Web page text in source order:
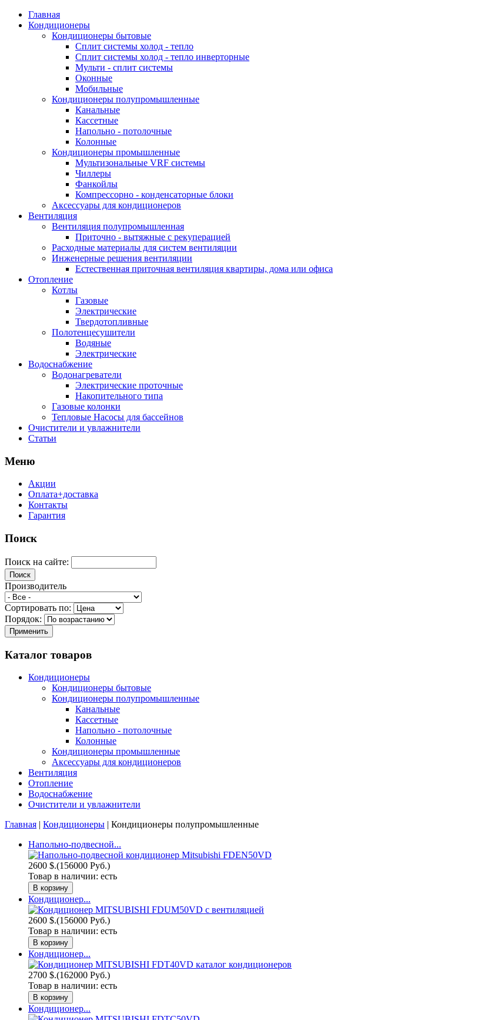
Главная
Кондиционеры
Кондиционеры бытовые
Сплит системы холод - тепло
Сплит системы холод - тепло инверторные
Мульти - сплит системы
Оконные
Мобильные
Кондиционеры полупромышленные
Канальные
Кассетные
Напольно - потолочные
Колонные
Кондиционеры промышленные
Мультизональные VRF системы
Чиллеры
Фанкойлы
Компрессорно - конденсаторные блоки
Аксессуары для кондиционеров
Вентиляция
Вентиляция полупромышленная
Приточно - вытяжные с рекуперацией
Расходные материалы для систем вентиляции
Инженерные решения вентиляции
Естественная приточная вентиляция квартиры, дома или офиса
Отопление
Котлы
Газовые
Электрические
Твердотопливные
Полотенцесушители
Водяные
Электрические
Водоснабжение
Водонагреватели
Электрические проточные
Накопительного типа
Газовые колонки
Тепловые Насосы для бассейнов
Очистители и увлажнители
Статьи
Меню
Акции
Оплата+доставка
Контакты
Гарантия
Поиск
Поиск на сайте:
Производитель
Сортировать по:
Порядок:
Каталог товаров
Кондиционеры
Кондиционеры бытовые
Кондиционеры полупромышленные
Канальные
Кассетные
Напольно - потолочные
Колонные
Кондиционеры промышленные
Аксессуары для кондиционеров
Вентиляция
Отопление
Водоснабжение
Очистители и увлажнители
Главная | Кондиционеры | Кондиционеры полупромышленные
Напольно-подвесной...
2600 $.(156000 Руб.)
Товар в наличии: есть
Кондиционер...
2600 $.(156000 Руб.)
Товар в наличии: есть
Кондиционер...
2700 $.(162000 Руб.)
Товар в наличии: есть
Кондиционер...